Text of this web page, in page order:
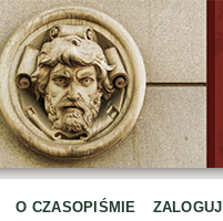
O CZASOPIŚMIE ZALOGUJ